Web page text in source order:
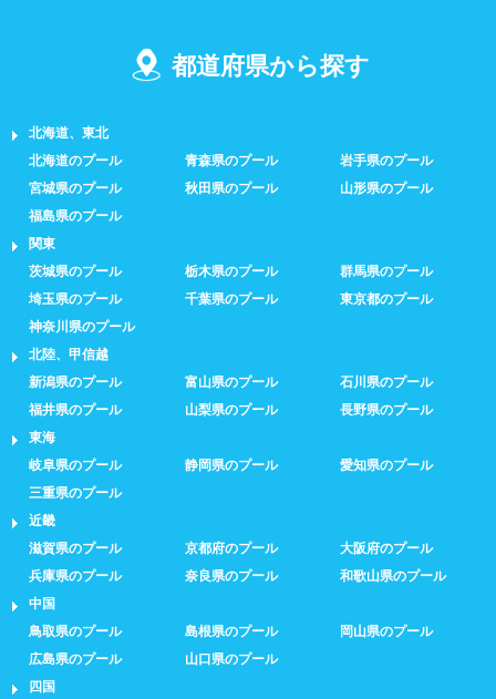
都道府県から探す
北海道、東北
北海道のプール
青森県のプール
岩手県のプール
宮城県のプール
秋田県のプール
山形県のプール
福島県のプール
関東
茨城県のプール
栃木県のプール
群馬県のプール
埼玉県のプール
千葉県のプール
東京都のプール
神奈川県のプール
北陸、甲信越
新潟県のプール
富山県のプール
石川県のプール
福井県のプール
山梨県のプール
長野県のプール
東海
岐阜県のプール
静岡県のプール
愛知県のプール
三重県のプール
近畿
滋賀県のプール
京都府のプール
大阪府のプール
兵庫県のプール
奈良県のプール
和歌山県のプール
中国
鳥取県のプール
島根県のプール
岡山県のプール
広島県のプール
山口県のプール
四国